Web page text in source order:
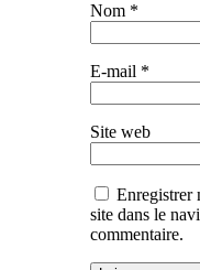
Nom *
E-mail *
Site web
Enregistrer
site dans le
commentaire.